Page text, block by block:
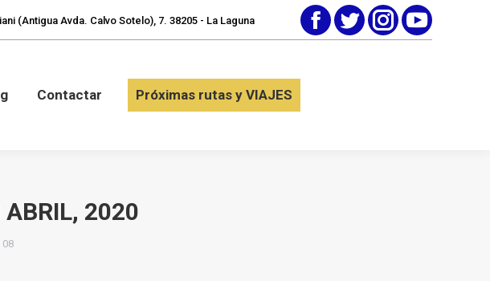
(Antigua Avda. Calvo Sotelo), 7. 38205 - La Laguna
FacebookTwitterInstagramYouTube
Contactar Próximas rutas y VIAJES
ABRIL, 2020
08